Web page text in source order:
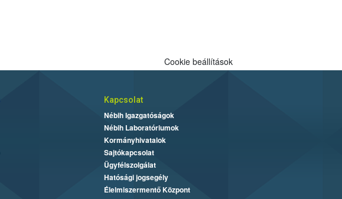
Cookie beállítások
Kapcsolat
Nébih Igazgatóságok
Nébih Laboratóriumok
Kormányhivatalok
Sajtókapcsolat
Ügyfélszolgálat
Hatósági jogsegély
Élelmiszermentő Központ